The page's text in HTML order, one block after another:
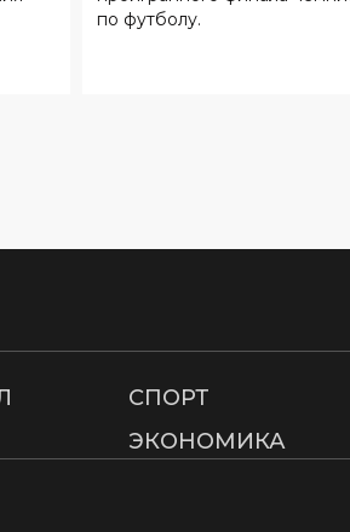
СПОРТ
ЭКОНОМИКА